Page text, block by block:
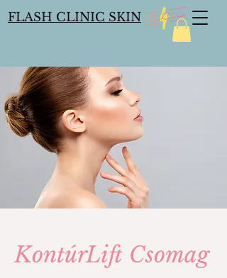
FLASH CLINIC SKIN
KontúrLift Csomag